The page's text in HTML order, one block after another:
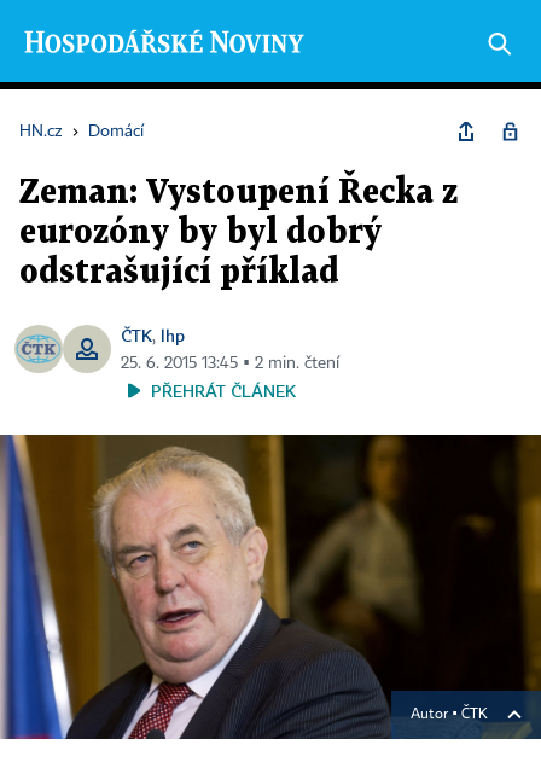
HN.cz › Domácí
Zeman: Vystoupení Řecka z
eurozóny by byl dobrý
odstrašující příklad
ČTK, lhp
25. 6. 2015 13:45 ▪ 2 min. čtení
PŘEHRÁT ČLÁNEK
Autor ▪ČTK